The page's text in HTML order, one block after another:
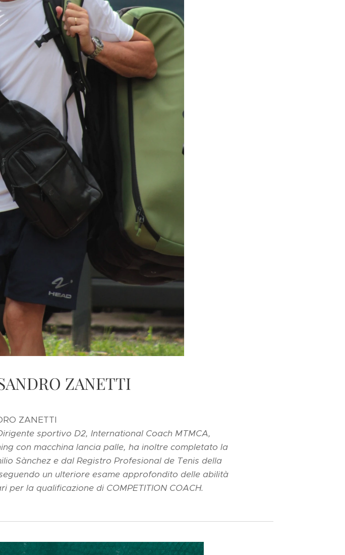
ZANETTI
ZANETTI
sportivo D2, International Coach MTMCA,
con macchina lancia palle, ha inoltre completato la
Sànchez e dal Registro Profesional de Tenis della
un ulteriore esame approfondito delle abilità
la qualificazione di COMPETITION COACH.